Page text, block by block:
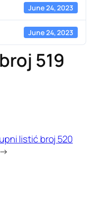
June 24, 2023
June 24, 2023
519
listić broj 520
→